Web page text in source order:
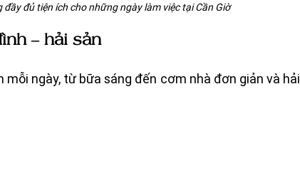
đủ tiện ích cho những ngày làm việc tại Cần Giờ
– hải sản
ngày, từ bữa sáng đến cơm nhà đơn giản và hải